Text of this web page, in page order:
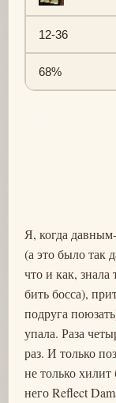
12-36
68%
Я, когда
(а это было так
что и как,
бить босса),
подруга
упала. Раза
раз. И только
не только
него Reflect